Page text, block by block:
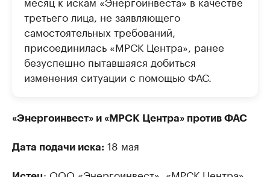
третьего лица, не заявляющего
самостоятельных требований,
присоединилась «МРСК Центра», ранее
безуспешно пытавшаяся добиться
изменения ситуации с помощью ФАС.
«Энергоинвест» и «МРСК Центра» против ФАС
Дата подачи иска: 18 мая